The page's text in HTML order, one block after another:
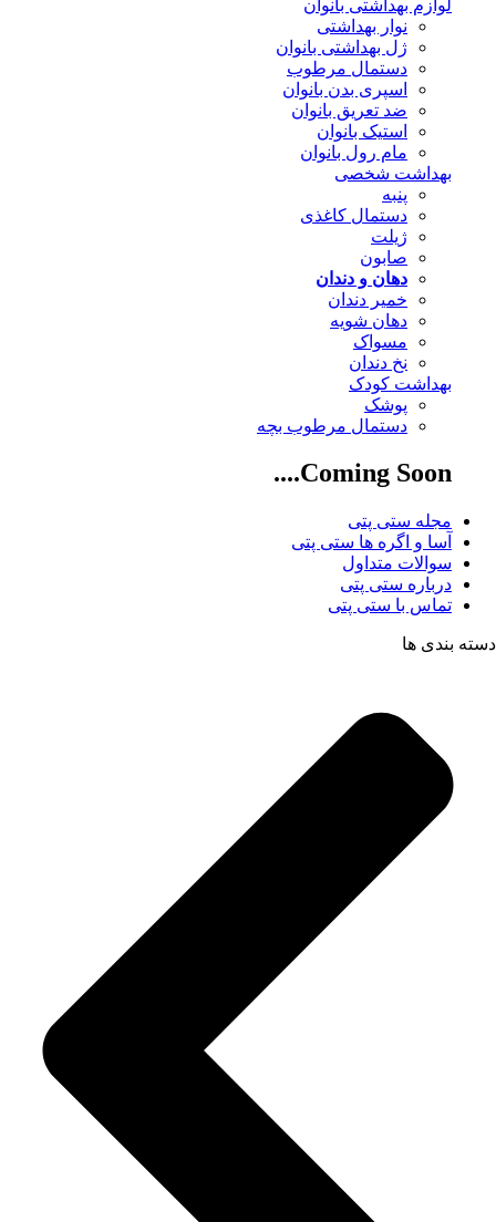
لوازم بهداشتی بانوان
نوار بهداشتی
ژل بهداشتی بانوان
دستمال مرطوب
اسپری بدن بانوان
ضد تعریق بانوان
استیک بانوان
مام رول بانوان
بهداشت شخصی
پنبه
دستمال کاغذی
ژیلت
صابون
دهان و دندان
خمیر دندان
دهان شویه
مسواک
نخ دندان
بهداشت کودک
پوشک
دستمال مرطوب بچه
Coming Soon....
مجله ستی پتی
آسا و اگره ها ستی پتی
سوالات متداول
درباره ستی پتی
تماس با ستی پتی
دسته بندی ها